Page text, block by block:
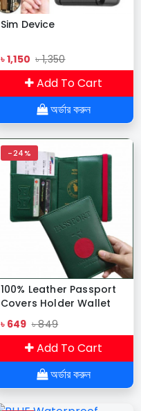
Sim Device
৳ 1,150 ৳ 1,350
Add To Cart
অর্ডার করুন
-24%
100% Leather Passport
Covers Holder Wallet
Case
৳ 649 ৳ 849
Add To Cart
অর্ডার করুন